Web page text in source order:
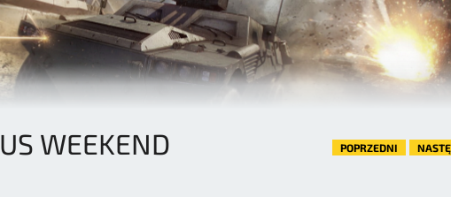
WEEKEND POPRZEDNI